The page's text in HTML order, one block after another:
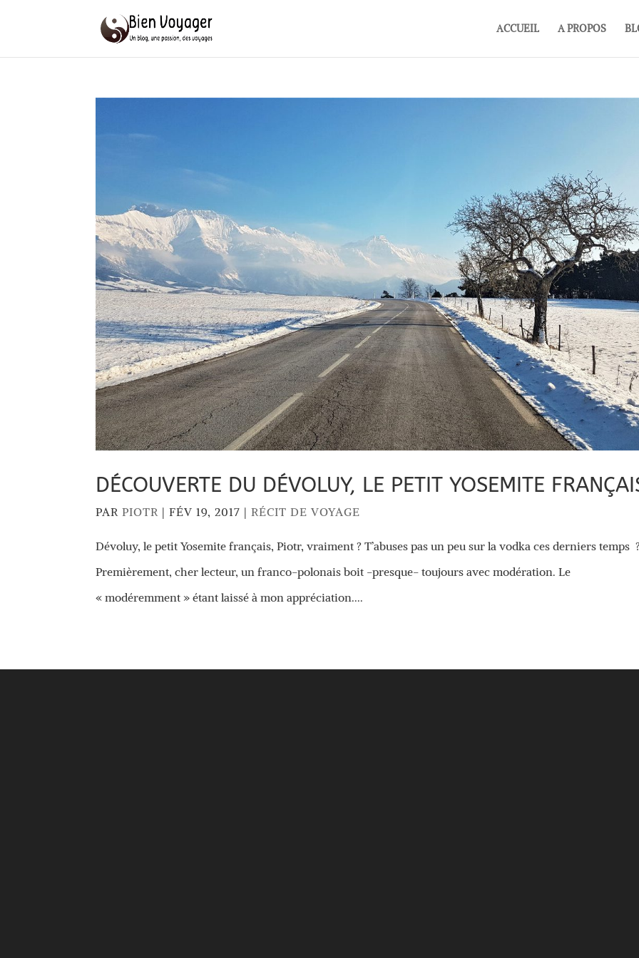
ACCUEIL A PROPOS
DÉCOUVERTE DU DÉVOLUY, LE PETIT YOSEMITE
PARPIOTR |FÉV 19, 2017 |RÉCIT DE VOYAGE
Dévoluy, le petit Yosemite français, Piotr, vraiment ? T’abuses pas un peu sur la vodka ces derniers temps
Premièrement, cher lecteur, un franco-polonais boit -presque- toujours avec modération. Le
« modéremment » étant laissé à mon appréciation....